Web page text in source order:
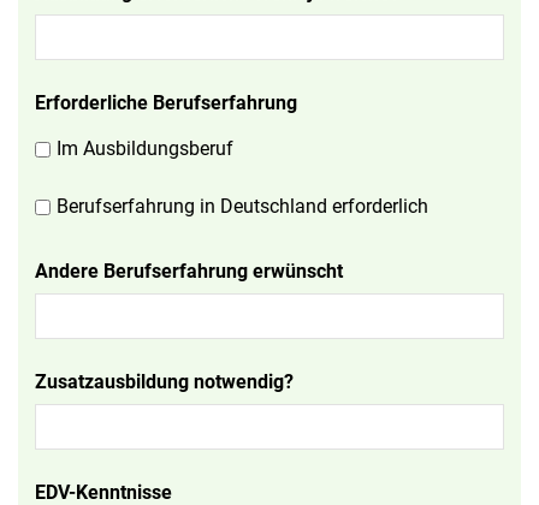
Erforderliche Berufserfahrung
Im Ausbildungsberuf
Berufserfahrung in Deutschland erforderlich
Andere Berufserfahrung erwünscht
Zusatzausbildung notwendig?
EDV-Kenntnisse